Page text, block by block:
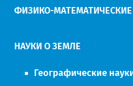
ФИЗИКО-МАТЕМАТИЧЕСКИЕ
НАУКИ О ЗЕМЛЕ
Географические